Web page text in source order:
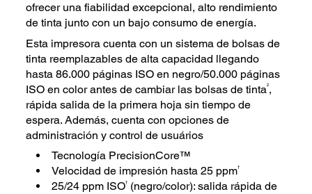
ofrecer una fiabilidad excepcional, alto rendimiento
de tinta junto con un bajo consumo de energía.
Esta impresora cuenta con un sistema de bolsas de
tinta reemplazables de alta capacidad llegando
hasta 86.000 páginas ISO en negro/50.000 páginas
ISO en color antes de cambiar las bolsas de tinta2,
rápida salida de la primera hoja sin tiempo de
espera. Además, cuenta con opciones de
administración y control de usuários
Tecnología PrecisionCore™
Velocidad de impresión hasta 25 ppm†
25/24 ppm ISO†
(negro/color): salida rápida de